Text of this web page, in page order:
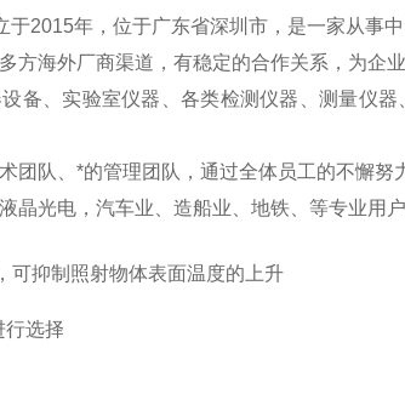
2015年，位于广东省深圳市，是一家从事中
方海外厂商渠道，有稳定的合作关系，为企
备、实验室仪器、各类检测仪器、测量仪
团队、*的管理团队，通过全体员工的不懈努
晶光电，汽车业、造船业、地铁、等专业用
可抑制照射物体表面温度的上升
行选择